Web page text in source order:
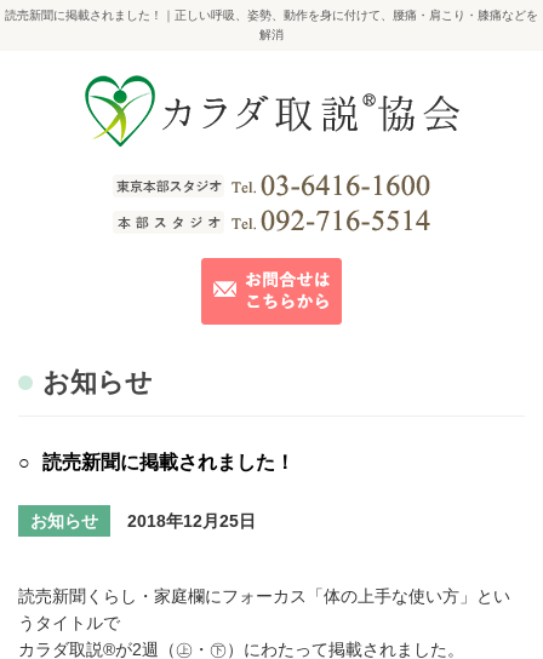
読売新聞に掲載されました！｜正しい呼吸、姿勢、動作を身に付けて、腰痛・肩こり・膝痛などを
解消
お知らせ
読売新聞に掲載されました！
お知らせ 2018年12月25日
読売新聞くらし・家庭欄にフォーカス「体の上手な使い方」とい
うタイトルで
カラダ取説®が2週（㊤・㊦）にわたって掲載されました。